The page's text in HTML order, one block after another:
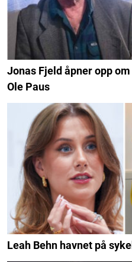
Jonas Fjeld åpner opp
Ole Paus
Leah Behn havnet på